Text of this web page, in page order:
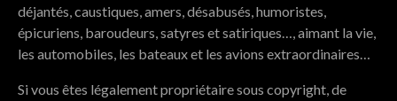
déjantés, caustiques, amers, désabusés, humoristes,
épicuriens, baroudeurs, satyres et satiriques…, aimant la vie,
les automobiles, les bateaux et les avions extraordinaires…
Si vous êtes légalement propriétaire sous copyright, de